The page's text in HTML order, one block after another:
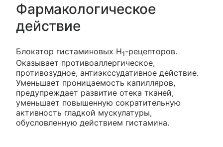
Фармакологическое
действие
Блокатор гистаминовых Н1-рецепторов.
Оказывает противоаллергическое,
противозудное, антиэкссудативное действие.
Уменьшает проницаемость капилляров,
предупреждает развитие отека тканей,
уменьшает повышенную сократительную
активность гладкой мускулатуры,
обусловленную действием гистамина.